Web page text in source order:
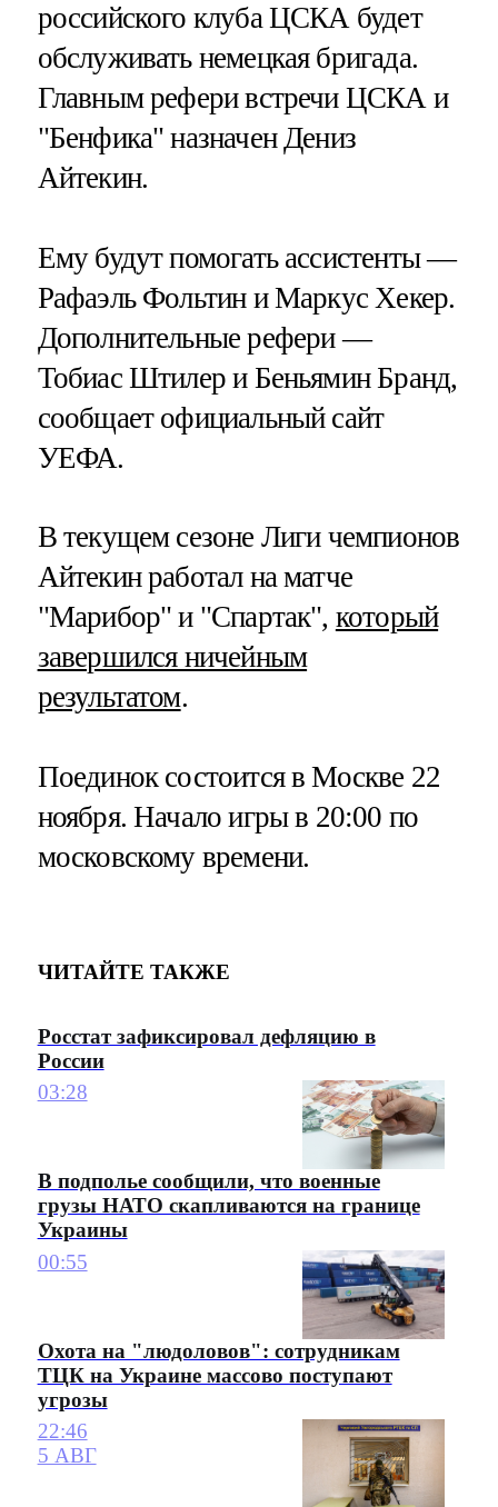
российского клуба ЦСКА будет
обслуживать немецкая бригада.
Главным рефери встречи ЦСКА и
"Бенфика" назначен Дениз
Айтекин.
Ему будут помогать ассистенты —
Рафаэль Фольтин и Маркус Хекер.
Дополнительные рефери —
Тобиас Штилер и Беньямин Бранд,
сообщает официальный сайт
УЕФА.
В текущем сезоне Лиги чемпионов
Айтекин работал на матче
"Марибор" и "Спартак", который
завершился ничейным
результатом.
Поединок состоится в Москве 22
ноября. Начало игры в 20:00 по
московскому времени.
ЧИТАЙТЕ ТАКЖЕ
Росстат зафиксировал дефляцию в
России
03:28
В подполье сообщили, что военные
грузы НАТО скапливаются на границе
Украины
00:55
Охота на "людоловов": сотрудникам
ТЦК на Украине массово поступают
угрозы
22:46
5 АВГ